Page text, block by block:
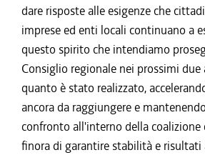
dare risposte alle esigenze che
imprese ed enti locali continuano a
questo spirito che intendiamo
Consiglio regionale nei prossimi
quanto è stato realizzato,
ancora da raggiungere e
confronto all'interno della coalizione
finora di garantire stabilità e risultati